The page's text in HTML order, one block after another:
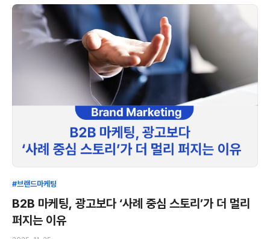
#브랜드마케팅
B2B 마케팅, 광고보다 ‘사례 중심 스토리’가 더 멀리
퍼지는 이유